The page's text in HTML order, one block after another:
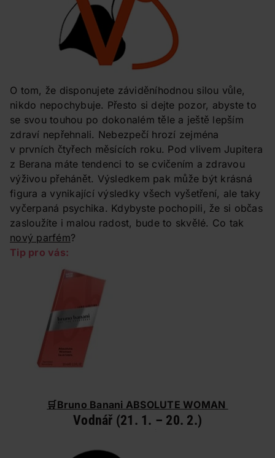
O tom, že disponujete záviděníhodnou silou vůle,
nikdo nepochybuje. Přesto si dejte pozor, abyste to
se svou touhou po dokonalém těle a ještě lepším
zdraví nepřehnali. Nebezpečí hrozí zejména
v prvních čtyřech měsících roku. Pod vlivem Jupitera
z Berana máte tendenci to se cvičením a zdravou
výživou přehánět. Výsledkem pak může být krásná
figura a vynikající výsledky všech vyšetření, ale taky
vyčerpaná psychika. Kdybyste pochopili, že si občas
zasloužíte i malou radost, bude to skvělé. Co tak
nový parfém?
Tip pro vás:
🛒Bruno Banani ABSOLUTE WOMAN
Vodnář (21. 1. – 20. 2.)